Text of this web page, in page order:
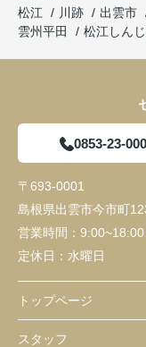
松江
川跡 出雲市
雲州平田
松江しん
0853-23-
〒693-0001
島根県出雲市今市町
営業時間： 9:00~18:00
定休日： 水曜日
トップページ
スタッフ